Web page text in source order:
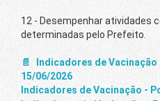
12 - Desempenhar atividades
determinadas pelo Prefeito.
Indicadores de
15/06/2026
Indicadores de Vacinação -